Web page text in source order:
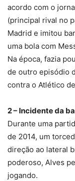
acordo com o
(principal rival no
Madrid e imitou
uma bola com
Na época, fazia
de outro episódio
contra o Atlético
2 – Incidente da
Durante uma
de 2014, um
direção ao lateral
poderoso, Alves
jogando.